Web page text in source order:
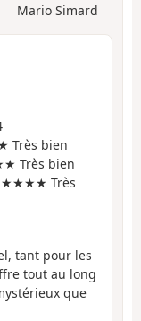
Mario Simard
bien
Très bien
Très
tant pour les
tout au long
que